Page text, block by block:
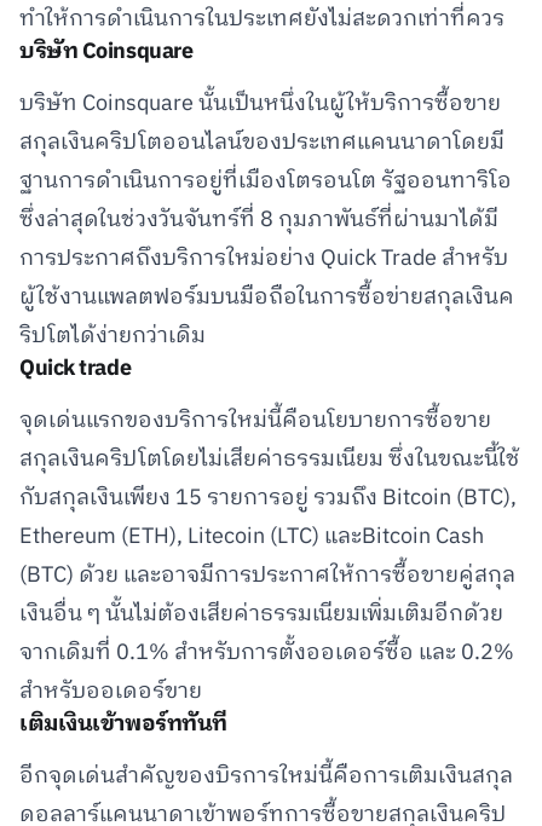
ทำให้การดำเนินการในประเทศยังไม่สะดวกเท่าที่ควร
บริษัท Coinsquare
บริษัท Coinsquare นั้นเป็นหนึ่งในผู้ให้บริการซื้อขาย
สกุลเงินคริปโตออนไลน์ของประเทศแคนนาดาโดยมี
ฐานการดำเนินการอยู่ที่เมืองโตรอนโต รัฐออนทาริโอ
ซึ่งล่าสุดในช่วงวันจันทร์ที่ 8 กุมภาพันธ์ที่ผ่านมาได้มี
การประกาศถึงบริการใหม่อย่าง Quick Trade สำหรับ
ผู้ใช้งานแพลตฟอร์มบนมือถือในการซื้อข่ายสกุลเงินค
ริปโตได้ง่ายกว่าเดิม
Quick trade
จุดเด่นแรกของบริการใหม่นี้คือนโยบายการซื้อขาย
สกุลเงินคริปโตโดยไม่เสียค่าธรรมเนียม ซึ่งในขณะนี้ใช้
กับสกุลเงินเพียง 15 รายการอยู่ รวมถึง Bitcoin (BTC),
Ethereum (ETH), Litecoin (LTC) และBitcoin Cash
(BTC) ด้วย และอาจมีการประกาศให้การซื้อขายคู่สกุล
เงินอื่น ๆ นั้นไม่ต้องเสียค่าธรรมเนียมเพิ่มเติมอีกด้วย
จากเดิมที่ 0.1% สำหรับการตั้งออเดอร์ซื้อ และ 0.2%
สำหรับออเดอร์ขาย
เติมเงินเข้าพอร์ททันที
อีกจุดเด่นสำคัญของบิรการใหม่นี้คือการเติมเงินสกุล
ดอลลาร์แคนนาดาเข้าพอร์ทการซื้อขายสกุลเงินคริป